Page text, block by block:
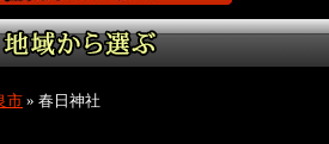
市 » 春日神社